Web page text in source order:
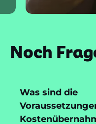
Noch
Was sind die